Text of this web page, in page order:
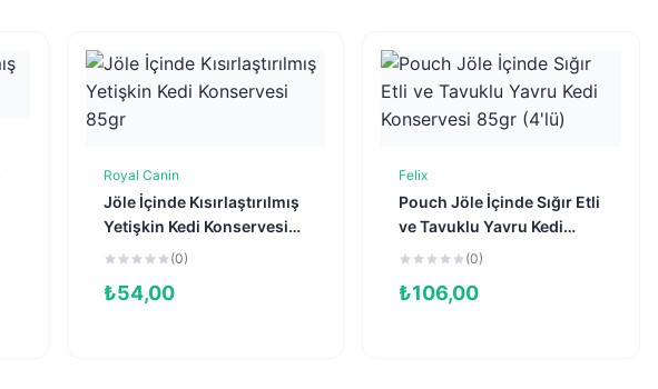
Sepete Ekle
Royal Canin
Jöle İçinde Kısırlaştırılmış
Yetişkin Kedi Konservesi
85gr
(0)
₺54,00
Felix
Pouch Jöle İçinde Sığır Etli
ve Tavuklu Yavru Kedi
Konservesi 85gr (4'lü)
(0)
₺106,00